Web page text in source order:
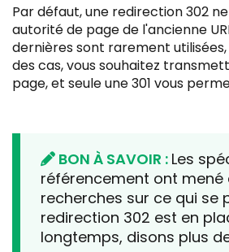
Par défaut, une redirection 302
autorité de page de l'ancienne
dernières sont rarement
des cas, vous souhaitez
page, et seule une 301 vous
BON À SAVOIR : Les
référencement ont mené
recherches sur ce qui se
redirection 302 est en
longtemps, disons plus